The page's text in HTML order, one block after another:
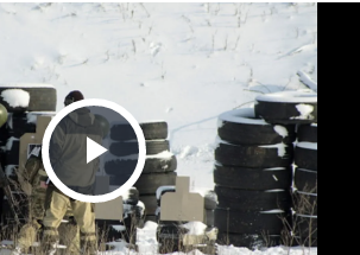
Play Video